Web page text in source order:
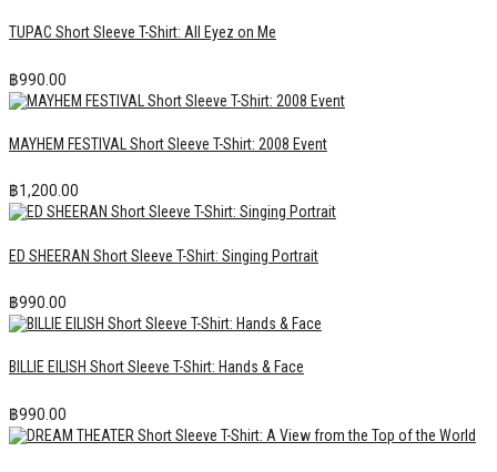
TUPAC Short Sleeve T-Shirt: All Eyez on Me
฿990.00
MAYHEM FESTIVAL Short Sleeve T-Shirt: 2008 Event
฿1,200.00
ED SHEERAN Short Sleeve T-Shirt: Singing Portrait
฿990.00
BILLIE EILISH Short Sleeve T-Shirt: Hands & Face
฿990.00